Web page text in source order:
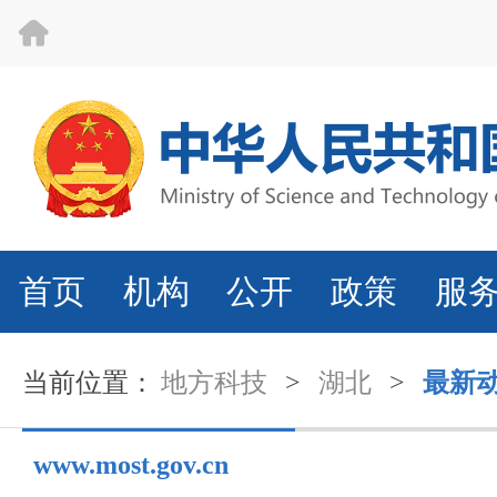
首页 机构 公开 政策 服
当前位置： 地方科技 > 湖北 > 最新
www.most.gov.cn